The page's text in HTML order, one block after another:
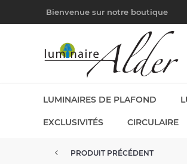
Bienvenue sur notre boutique
LUMINAIRES DE PLAFOND
EXCLUSIVITÉS CIRCULAIRE
PRODUIT PRÉCÉDENT